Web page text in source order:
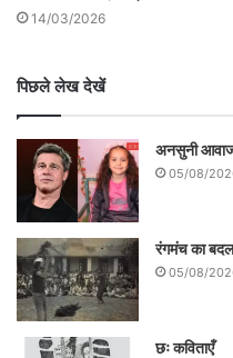
उम्मीद से देख रहे हैं।
14/03/2026
पिछले लेख देखें
अनसुनी
05/08/
रंगमंच का
05/08/
छः कविताएँ